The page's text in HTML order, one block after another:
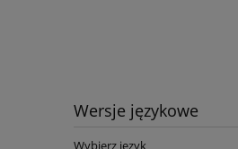
Wersje językowe
Wybierz język